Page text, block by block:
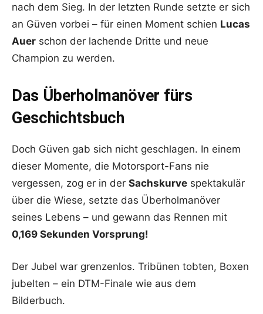
nach dem Sieg. In der letzten Runde setzte er sich
an Güven vorbei – für einen Moment schien Lucas
Auer schon der lachende Dritte und neue
Champion zu werden.
Das Überholmanöver fürs
Geschichtsbuch
Doch Güven gab sich nicht geschlagen. In einem
dieser Momente, die Motorsport-Fans nie
vergessen, zog er in der Sachskurve spektakulär
über die Wiese, setzte das Überholmanöver
seines Lebens – und gewann das Rennen mit
0,169 Sekunden Vorsprung!
Der Jubel war grenzenlos. Tribünen tobten, Boxen
jubelten – ein DTM-Finale wie aus dem
Bilderbuch.